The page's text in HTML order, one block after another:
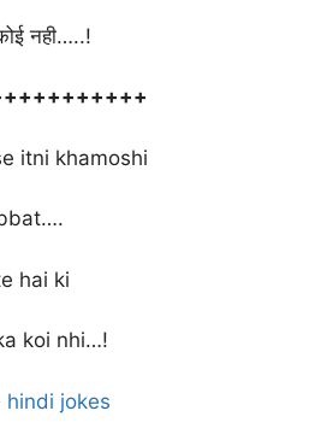
नही…..!
itni khamoshi
hai ki
koi nhi…!
hindi jokes